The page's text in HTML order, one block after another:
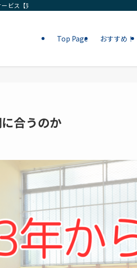
ビス【完全無料相談】
Top Page おすすめ！
合うのか